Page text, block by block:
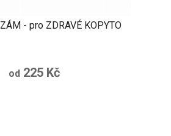
- pro ZDRAVÉ KOPYTO
od 225 Kč